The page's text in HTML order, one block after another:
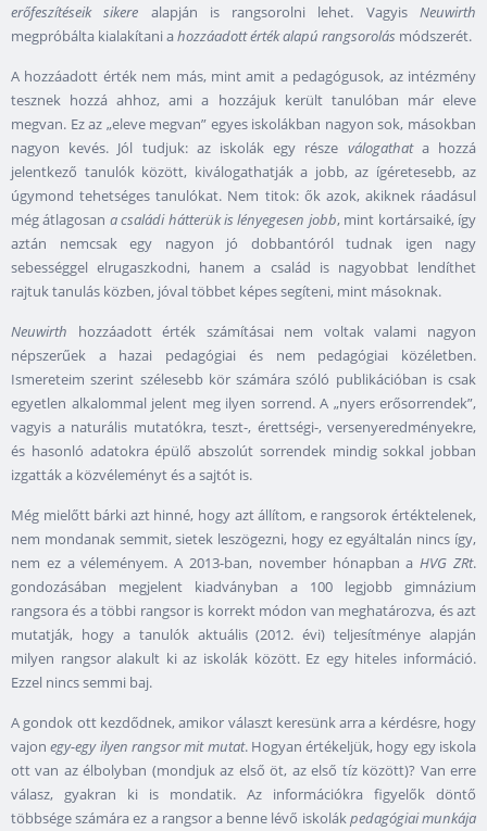
erőfeszítéseik sikere alapján is rangsorolni lehet. VagyisNeuwirth
megpróbálta kialakítani ahozzáadott érték alapú rangsorolás módszerét.
A hozzáadott érték nem más, mint amit a pedagógusok, az intézmény
tesznek hozzá ahhoz, ami a hozzájuk került tanulóban már eleve
megvan. Ez az „eleve megvan” egyes iskolákban nagyon sok, másokban
nagyon kevés. Jól tudjuk: az iskolák egy része válogathata hozzá
jelentkező tanulók között, kiválogathatják a jobb, az ígéretesebb, az
úgymond tehetséges tanulókat. Nem titok: ők azok, akiknek ráadásul
még átlagosan a családi hátterük is lényegesen jobb, mint kortársaiké, így
aztán nemcsak egy nagyon jó dobbantóról tudnak igen nagy
sebességgel elrugaszkodni, hanem a család is nagyobbat lendíthet
rajtuk tanulás közben, jóval többet képes segíteni, mint másoknak.
Neuwirth hozzáadott érték számításai nem voltak valami nagyon
népszerűek a hazai pedagógiai és nem pedagógiai közéletben.
Ismereteim szerint szélesebb kör számára szóló publikációban is csak
egyetlen alkalommal jelent meg ilyen sorrend. A „nyers erősorrendek”,
vagyis a naturális mutatókra, teszt-, érettségi-, versenyeredményekre,
és hasonló adatokra épülő abszolút sorrendek mindig sokkal jobban
izgatták a közvéleményt és a sajtót is.
Még mielőtt bárki azt hinné, hogy azt állítom, e rangsorok értéktelenek,
nem mondanak semmit, sietek leszögezni, hogy ez egyáltalán nincs így,
nem ez a véleményem. A 2013-ban, november hónapban aHVG ZRt.
gondozásában megjelent kiadványban a 100 legjobb gimnázium
rangsora és a többi rangsor is korrekt módon van meghatározva, és azt
mutatják, hogy a tanulók aktuális (2012. évi) teljesítménye alapján
milyen rangsor alakult ki az iskolák között. Ez egy hiteles információ.
Ezzel nincs semmi baj.
A gondok ott kezdődnek, amikor választ keresünk arra a kérdésre, hogy
vajonegy-egy ilyen rangsor mit mutat. Hogyan értékeljük, hogy egy iskola
ott van az élbolyban (mondjuk az első öt, az első tíz között)? Van erre
válasz, gyakran ki is mondatik. Az információkra figyelők döntő
többsége számára ez a rangsor a benne lévő iskolákpedagógiai munkája